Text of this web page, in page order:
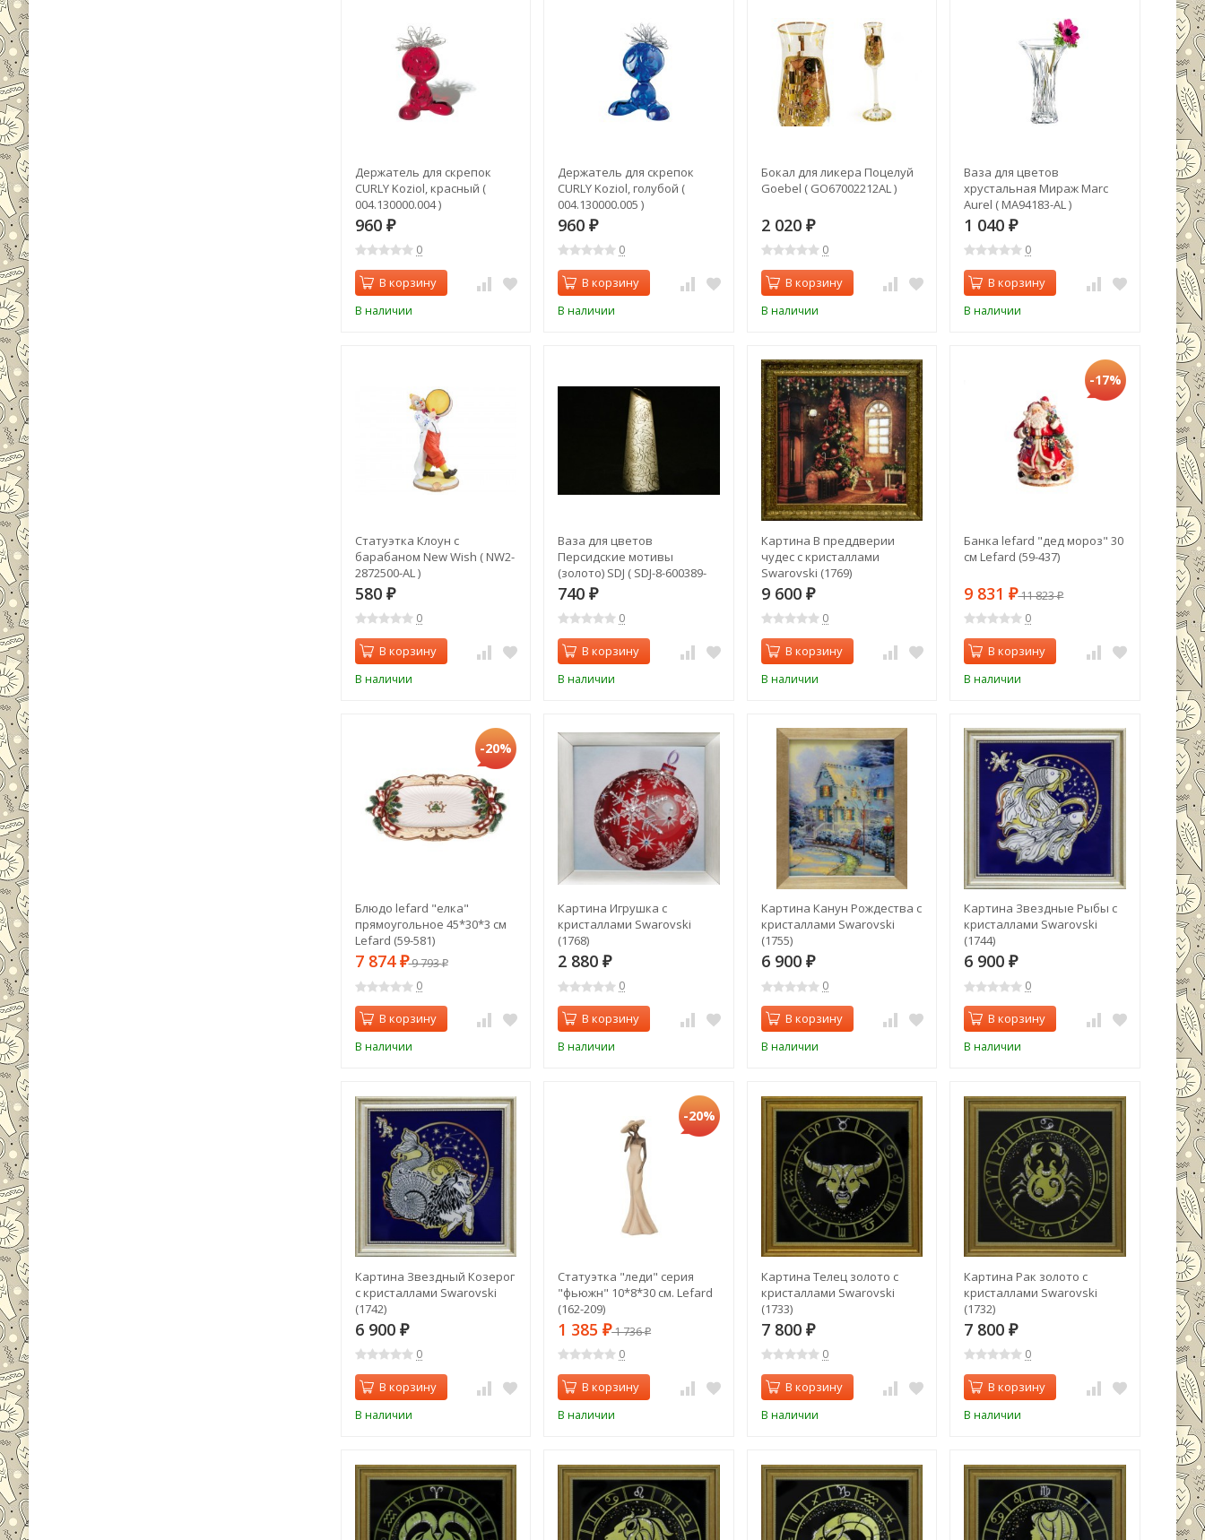
Держатель для скрепок
CURLY Koziol, красный (
004.130000.004 )
960 ₽
0
В корзину
В наличии
Держатель для скрепок
CURLY Koziol, голубой (
004.130000.005 )
960₽
0
В корзину
В наличии
Бокал для ликера Поцелуй
Goebel ( GO67002212AL )
2 020 ₽
0
В корзину
В наличии
Ваза для цветов
хрустальная Мираж Marc
Aurel ( MA94183-AL )
1 040₽
0
В корзину
В наличии
Статуэтка Клоун с
барабаном New Wish ( NW2-
2872500-AL )
580 ₽
0
В корзину
В наличии
Ваза для цветов
Персидские мотивы
(золото) SDJ ( SDJ-8-600389-
1G-AL )
740₽
0
В корзину
В наличии
Картина В преддверии
чудес с кристаллами
Swarovski (1769)
9 600 ₽
0
В корзину
В наличии
-17%
Банка lefard "дед мороз" 30
см Lefard (59-437)
9 831₽11 823₽
0
В корзину
В наличии
-20%
Блюдо lefard "елка"
прямоугольное 45*30*3 см
Lefard (59-581)
7 874 ₽9 793₽
0
В корзину
В наличии
Картина Игрушка с
кристаллами Swarovski
(1768)
2 880₽
0
В корзину
В наличии
Картина Канун Рождества с
кристаллами Swarovski
(1755)
6 900 ₽
0
В корзину
В наличии
Картина Звездные Рыбы с
кристаллами Swarovski
(1744)
6 900₽
0
В корзину
В наличии
Картина Звездный Козерог
с кристаллами Swarovski
(1742)
6 900 ₽
0
В корзину
В наличии
-20%
Статуэтка "леди" серия
"фьюжн" 10*8*30 см. Lefard
(162-209)
1 385₽1 736₽
0
В корзину
В наличии
Картина Телец золото с
кристаллами Swarovski
(1733)
7 800 ₽
0
В корзину
В наличии
Картина Рак золото с
кристаллами Swarovski
(1732)
7 800₽
0
В корзину
В наличии